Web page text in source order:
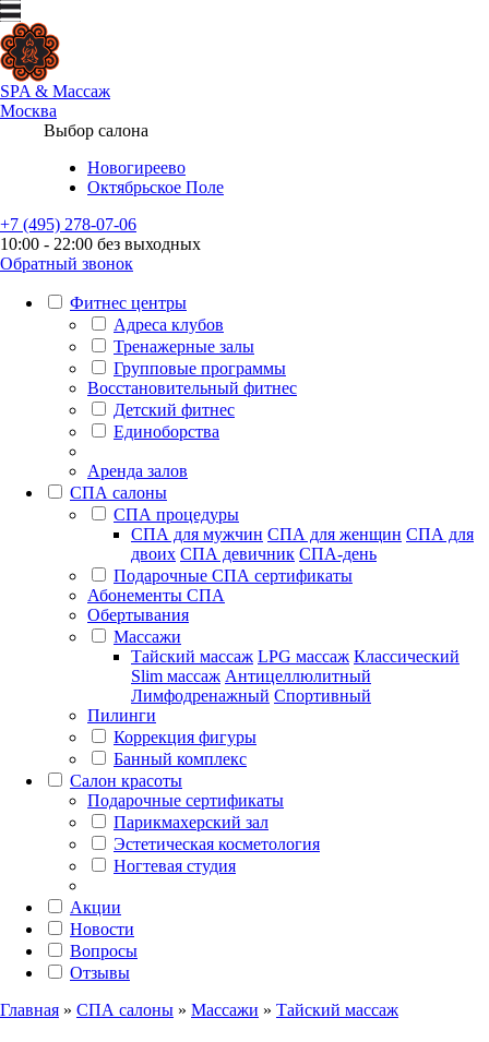
SPA & Массаж
Москва
Выбор салона
Новогиреево
Октябрьское Поле
+7 (495) 278-07-06
10:00 - 22:00 без выходных
Обратный звонок
Фитнес центры
Адреса клубов
Тренажерные залы
Групповые программы
Восстановительный фитнес
Детский фитнес
Единоборства
Аренда залов
СПА салоны
СПА процедуры
СПА для мужчин СПА для женщин СПА для
двоих СПА девичник СПА-день
Подарочные СПА сертификаты
Абонементы СПА
Обертывания
Массажи
Тайский массаж LPG массаж Классический
Slim массаж Антицеллюлитный
Лимфодренажный Спортивный
Пилинги
Коррекция фигуры
Банный комплекс
Салон красоты
Подарочные сертификаты
Парикмахерский зал
Эстетическая косметология
Ногтевая студия
Акции
Новости
Вопросы
Отзывы
Главная » СПА салоны » Массажи » Тайский массаж